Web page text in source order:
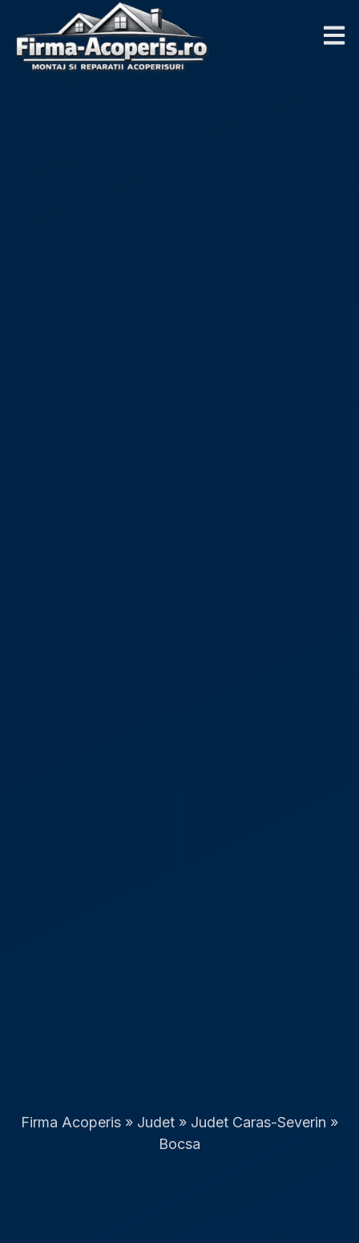
Firma Acoperis » Judet » Judet Caras-Severin »
Bocsa